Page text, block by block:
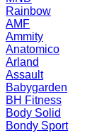
Rainbow
AMF
Ammity
Anatomico
Arland
Assault
Babygarden
BH Fitness
Body Solid
Bondy Sport